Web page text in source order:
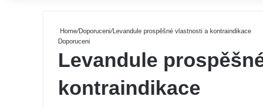
Home/Doporuceni/Levandule prospěšné vlastnosti a kontraindikace
Doporuceni
Levandule
kontraindikace